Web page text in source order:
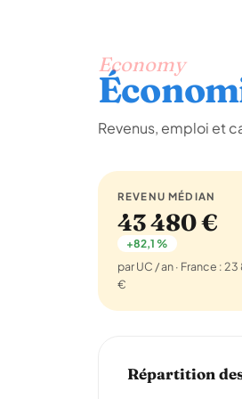
Economy
Revenus, emploi et
REVENU MÉDIAN
43 480 €
+82,1 %
par UC / an · France :
€
Répartition